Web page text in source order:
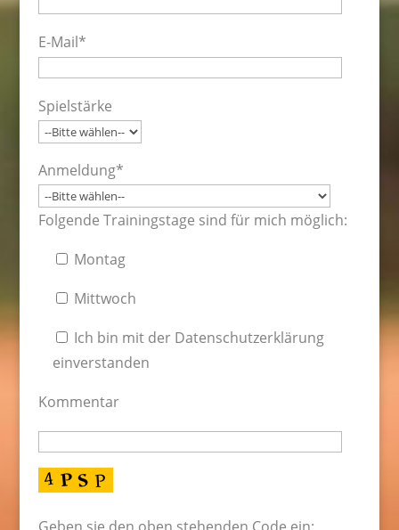
E-Mail*
Spielstärke
Anmeldung*
Folgende Trainingstage sind für mich möglich:
Montag
Mittwoch
Ich bin mit der Datenschutzerklärung
einverstanden
Kommentar